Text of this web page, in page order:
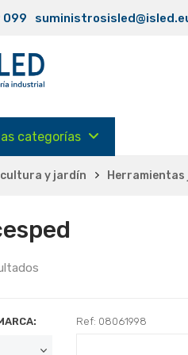
099
categorías
y jardín
Ref: 08061998